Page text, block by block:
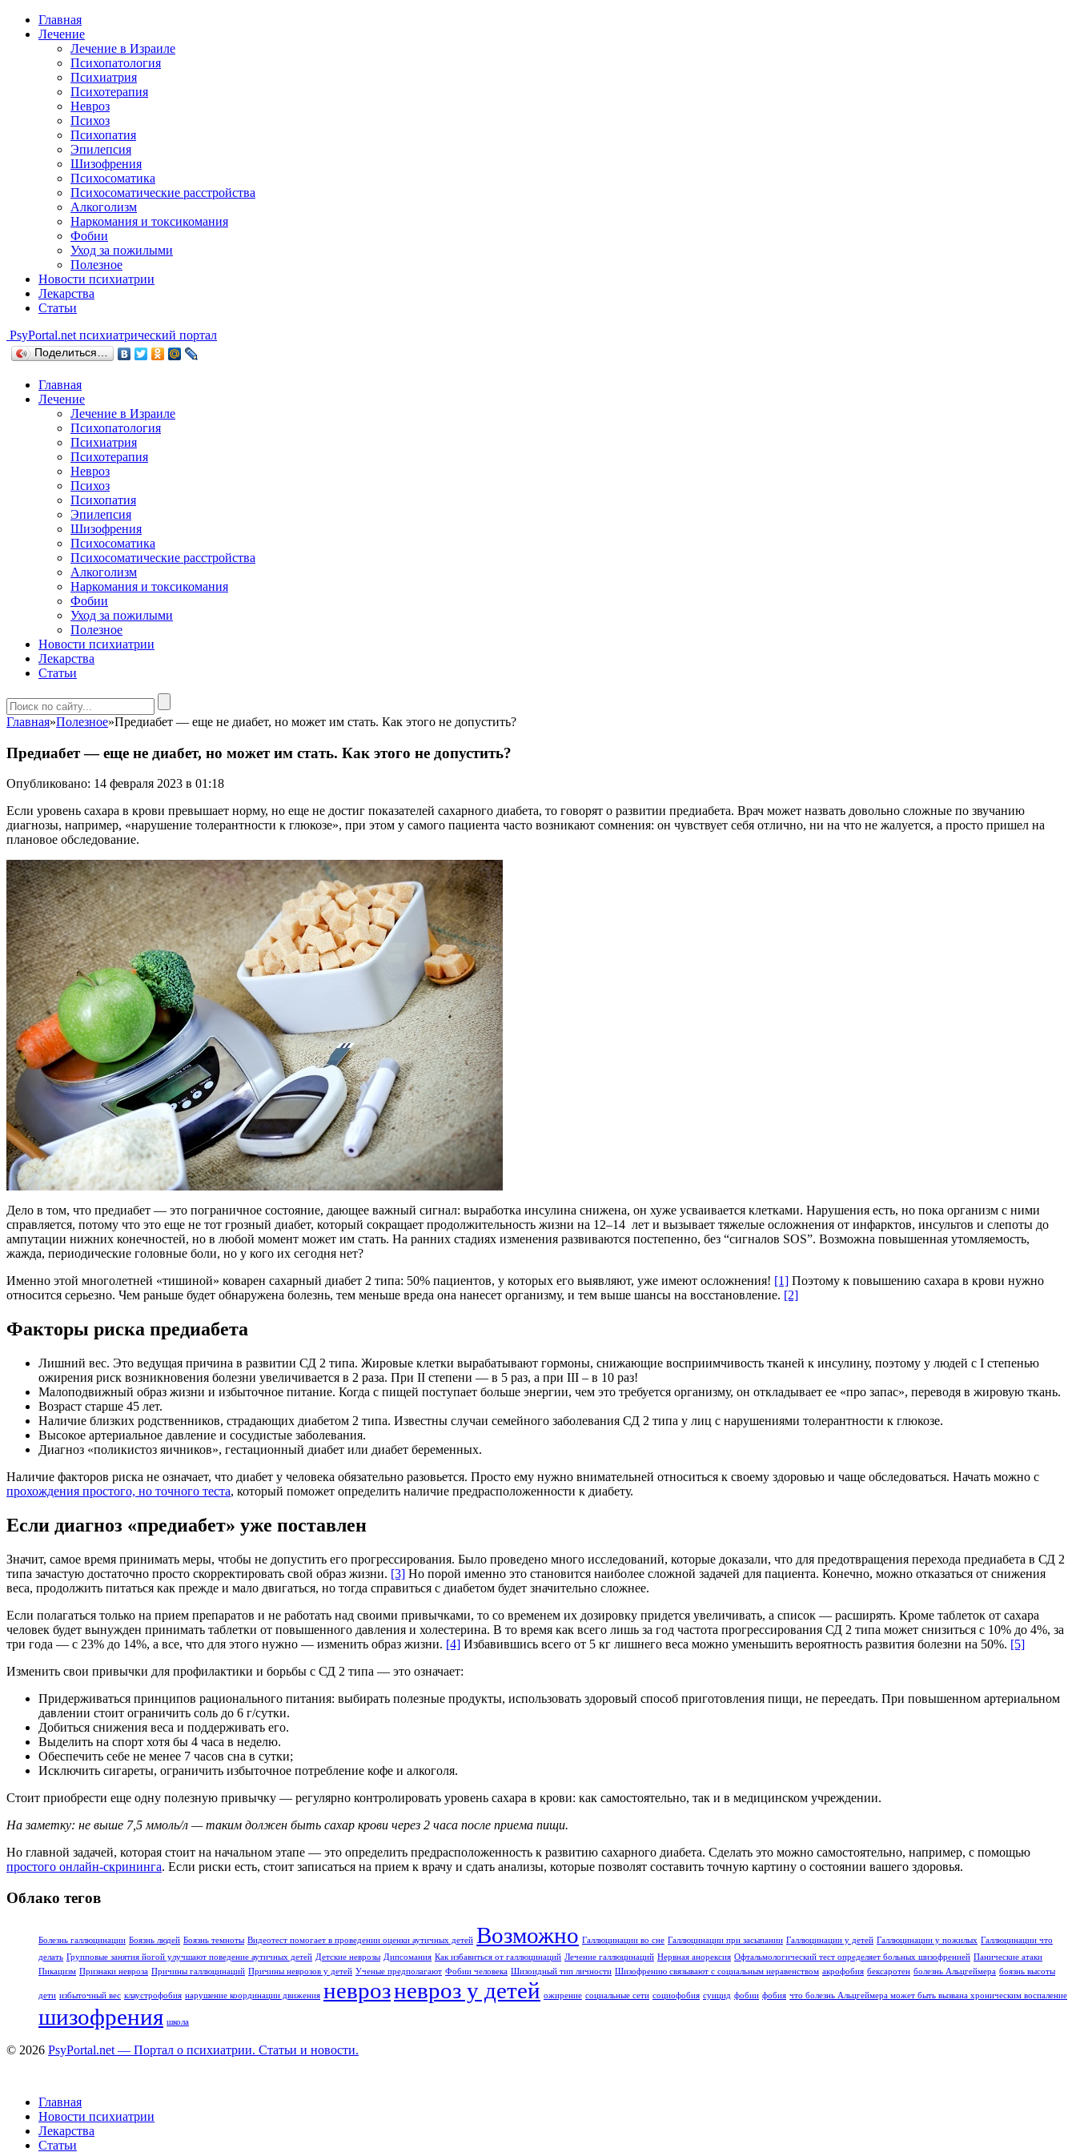
Главная
Лечение
Лечение в Израиле
Психопатология
Психиатрия
Психотерапия
Невроз
Психоз
Психопатия
Эпилепсия
Шизофрения
Психосоматика
Психосоматические расстройства
Алкоголизм
Наркомания и токсикомания
Фобии
Уход за пожилыми
Полезное
Новости психиатрии
Лекарства
Статьи
PsyPortal.net психиатрический портал
Поделиться…
Главная
Лечение
Лечение в Израиле
Психопатология
Психиатрия
Психотерапия
Невроз
Психоз
Психопатия
Эпилепсия
Шизофрения
Психосоматика
Психосоматические расстройства
Алкоголизм
Наркомания и токсикомания
Фобии
Уход за пожилыми
Полезное
Новости психиатрии
Лекарства
Статьи
Главная»Полезное»Предиабет — еще не диабет, но может им стать. Как этого не допустить?
Предиабет — еще не диабет, но может им стать. Как этого не допустить?
Опубликовано: 14 февраля 2023 в 01:18
Если уровень сахара в крови превышает норму, но еще не достиг показателей сахарного диабета, то говорят о развитии предиабета. Врач может назвать довольно сложные по звучанию
диагнозы, например, «нарушение толерантности к глюкозе», при этом у самого пациента часто возникают сомнения: он чувствует себя отлично, ни на что не жалуется, а просто пришел на
плановое обследование.
Дело в том, что предиабет — это пограничное состояние, дающее важный сигнал: выработка инсулина снижена, он хуже усваивается клетками. Нарушения есть, но пока организм с ними
справляется, потому что это еще не тот грозный диабет, который сокращает продолжительность жизни на 12–14 лет и вызывает тяжелые осложнения от инфарктов, инсультов и слепоты до
ампутации нижних конечностей, но в любой момент может им стать. На ранних стадиях изменения развиваются постепенно, без “сигналов SOS”. Возможна повышенная утомляемость,
жажда, периодические головные боли, но у кого их сегодня нет?
Именно этой многолетней «тишиной» коварен сахарный диабет 2 типа: 50% пациентов, у которых его выявляют, уже имеют осложнения! [1] Поэтому к повышению сахара в крови нужно
относится серьезно. Чем раньше будет обнаружена болезнь, тем меньше вреда она нанесет организму, и тем выше шансы на восстановление. [2]
Факторы риска предиабета
Лишний вес. Это ведущая причина в развитии СД 2 типа. Жировые клетки вырабатывают гормоны, снижающие восприимчивость тканей к инсулину, поэтому у людей с I степенью
ожирения риск возникновения болезни увеличивается в 2 раза. При II степени — в 5 раз, а при III – в 10 раз!
Малоподвижный образ жизни и избыточное питание. Когда с пищей поступает больше энергии, чем это требуется организму, он откладывает ее «про запас», переводя в жировую ткань.
Возраст старше 45 лет.
Наличие близких родственников, страдающих диабетом 2 типа. Известны случаи семейного заболевания СД 2 типа у лиц с нарушениями толерантности к глюкозе.
Высокое артериальное давление и сосудистые заболевания.
Диагноз «поликистоз яичников», гестационный диабет или диабет беременных.
Наличие факторов риска не означает, что диабет у человека обязательно разовьется. Просто ему нужно внимательней относиться к своему здоровью и чаще обследоваться. Начать можно с
прохождения простого, но точного теста, который поможет определить наличие предрасположенности к диабету.
Если диагноз «предиабет» уже поставлен
Значит, самое время принимать меры, чтобы не допустить его прогрессирования. Было проведено много исследований, которые доказали, что для предотвращения перехода предиабета в СД 2
типа зачастую достаточно просто скорректировать свой образ жизни. [3] Но порой именно это становится наиболее сложной задачей для пациента. Конечно, можно отказаться от снижения
веса, продолжить питаться как прежде и мало двигаться, но тогда справиться с диабетом будет значительно сложнее.
Если полагаться только на прием препаратов и не работать над своими привычками, то со временем их дозировку придется увеличивать, а список — расширять. Кроме таблеток от сахара
человек будет вынужден принимать таблетки от повышенного давления и холестерина. В то время как всего лишь за год частота прогрессирования СД 2 типа может снизиться с 10% до 4%, за
три года — с 23% до 14%, а все, что для этого нужно — изменить образ жизни. [4] Избавившись всего от 5 кг лишнего веса можно уменьшить вероятность развития болезни на 50%. [5]
Изменить свои привычки для профилактики и борьбы с СД 2 типа — это означает:
Придерживаться принципов рационального питания: выбирать полезные продукты, использовать здоровый способ приготовления пищи, не переедать. При повышенном артериальном
давлении стоит ограничить соль до 6 г/сутки.
Добиться снижения веса и поддерживать его.
Выделить на спорт хотя бы 4 часа в неделю.
Обеспечить себе не менее 7 часов сна в сутки;
Исключить сигареты, ограничить избыточное потребление кофе и алкоголя.
Стоит приобрести еще одну полезную привычку — регулярно контролировать уровень сахара в крови: как самостоятельно, так и в медицинском учреждении.
На заметку: не выше 7,5 ммоль/л — таким должен быть сахар крови через 2 часа после приема пищи.
Но главной задачей, которая стоит на начальном этапе — это определить предрасположенность к развитию сахарного диабета. Сделать это можно самостоятельно, например, с помощью
простого онлайн-скрининга. Если риски есть, стоит записаться на прием к врачу и сдать анализы, которые позволят составить точную картину о состоянии вашего здоровья.
Облако тегов
Болезнь галлюцинации Боязнь людей Боязнь темноты Видеотест помогает в проведении оценки аутичных детей Возможно Галлюцинации во сне Галлюцинации при засыпании Галлюцинации у детей Галлюцинации у пожилых Галлюцинации что
делать Групповые занятия йогой улучшают поведение аутичных детей Детские неврозы Дипсомания Как избавиться от галлюцинаций Лечение галлюцинаций Нервная анорексия Офтальмологический тест определяет больных шизофренией Панические атаки
Пикацизм Признаки невроза Причины галлюцинаций Причины неврозов у детей Ученые предполагают Фобии человека Шизоидный тип личности Шизофрению связывают с социальным неравенством акрофобия бексаротен болезнь Альцгеймера боязнь высоты
дети избыточный вес клаустрофобия нарушение координации движения неврозневроз у детей ожирение социальные сети социофобия суицид фобии фобия что болезнь Альцгеймера может быть вызвана хроническим воспаление
шизофрения школа
© 2026 PsyPortal.net — Портал о психиатрии. Статьи и новости.
Главная
Новости психиатрии
Лекарства
Статьи